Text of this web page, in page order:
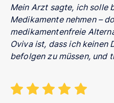
Mein Arzt sagte, ich solle
Medikamente nehmen –
medikamentenfreie
Oviva ist, dass ich keinen
befolgen zu müssen, und